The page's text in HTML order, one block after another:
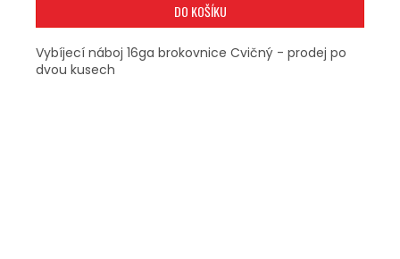
DO KOŠÍKU
Vybíjecí náboj 16ga brokovnice Cvičný - prodej po
dvou kusech